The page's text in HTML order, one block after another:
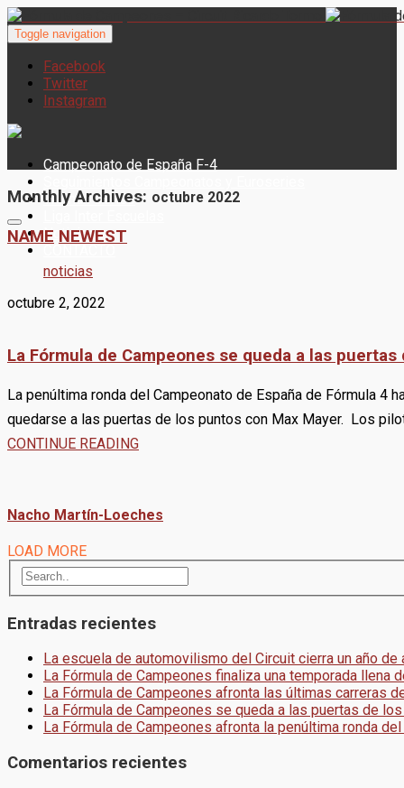
Toggle navigation
Facebook
Twitter
Instagram
Campeonato de España F-4
Woman Series
Noticias
Monthly Archives: octubre 2022
NAME NEWEST
noticias
octubre 2, 2022
La Fórmula de Campeones se queda a las
La penúltima ronda del Campeonato de España de Fórmula 4
quedarse a las puertas de los puntos con Max Mayer. Los
CONTINUE READING
Nacho Martín-Loeches
LOAD MORE
Entradas recientes
La escuela de automovilismo del Circuit cierra un año
La Fórmula de Campeones finaliza una temporada llena
La Fórmula de Campeones afronta las últimas carreras
La Fórmula de Campeones se queda a las puertas de
La Fórmula de Campeones afronta la penúltima ronda
Comentarios recientes